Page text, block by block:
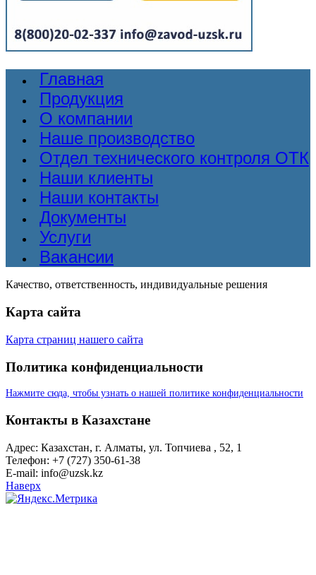
Главная
Продукция
О компании
Наше производство
Отдел технического контроля ОТК
Наши клиенты
Наши контакты
Документы
Услуги
Вакансии
Качество, ответственность, индивидуальные решения
Карта сайта
Карта страниц нашего сайта
Политика конфиденциальности
Нажмите сюда, чтобы узнать о нашей политике конфиденциальности
Контакты в Казахстане
Адрес: Казахстан, г. Алматы, ул. Топчиева , 52, 1
Телефон: +7 (727) 350-61-38
E-mail: info@uzsk.kz
Наверх